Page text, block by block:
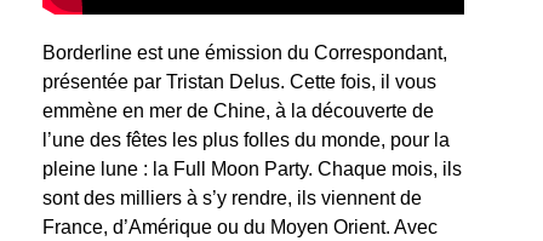
Borderline est une émission du Correspondant,
présentée par Tristan Delus. Cette fois, il vous
emmène en mer de Chine, à la découverte de
l’une des fêtes les plus folles du monde, pour la
pleine lune : la Full Moon Party. Chaque mois, ils
sont des milliers à s’y rendre, ils viennent de
France, d’Amérique ou du Moyen Orient. Avec